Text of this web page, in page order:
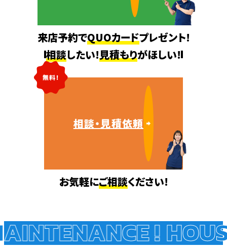
来店予約でQUOカードプレゼント!
相談したい!見積もりがほしい!
無料!
相談・見積依頼
お気軽にご相談ください!
!